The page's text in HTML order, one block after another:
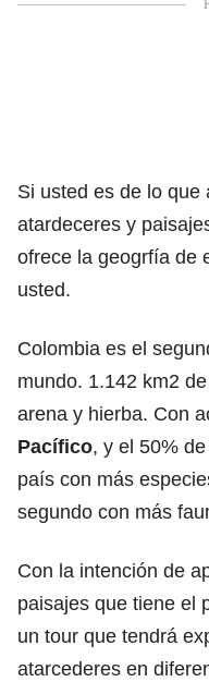
Si usted es de lo que
atardeceres y
ofrece la geogrfía de
usted.
Colombia es el
mundo. 1.142 km2
arena y hierba. Con
Pacífico, y el 50%
país con más
segundo con más
Con la intención de
paisajes que tiene el
un tour que tendrá
atarcederes en